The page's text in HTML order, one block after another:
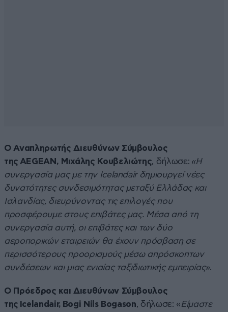
Ο Αναπληρωτής Διευθύνων Σύμβουλος
της AEGEAN, Μιχάλης Κουβελιώτης, δήλωσε: «Η
συνεργασία μας με την Icelandair δημιουργεί νέες
δυνατότητες συνδεσιμότητας μεταξύ Ελλάδας και
Ισλανδίας, διευρύνοντας τις επιλογές που
προσφέρουμε στους επιβάτες μας. Μέσα από τη
συνεργασία αυτή, οι επιβάτες και των δύο
αεροπορικών εταιρειών θα έχουν πρόσβαση σε
περισσότερους προορισμούς μέσω απρόσκοπτων
συνδέσεων και μιας ενιαίας ταξιδιωτικής εμπειρίας».
Ο Πρόεδρος και Διευθύνων Σύμβουλος
της Icelandair, Bogi Nils Bogason, δήλωσε: «Είμαστε